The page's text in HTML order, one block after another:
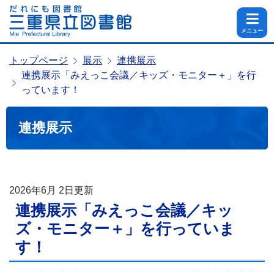
メニュー
トップページ 展示
連携展示
連携展示「みえっこ会議／キッズ・モニター＋」を行
っています！
連携展示
2026年6月 2日 更新
連携展示「みえっこ会議／キッ
ズ・モニター＋」を行っていま
す！